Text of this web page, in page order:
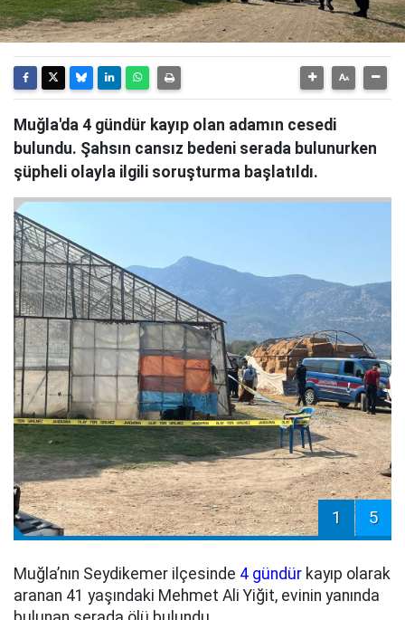
Muğla'da 4 gündür kayıp olan adamın cesedi
bulundu. Şahsın cansız bedeni serada bulunurken
şüpheli olayla ilgili soruşturma başlatıldı.
1 5
Muğla’nın Seydikemer ilçesinde 4 gündür kayıp olarak
aranan 41 yaşındaki Mehmet Ali Yiğit, evinin yanında